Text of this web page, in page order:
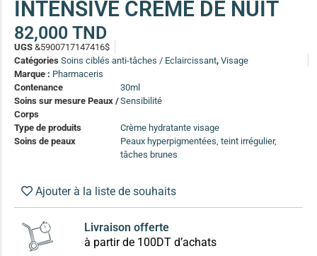
(13)
Soin anti-pelliculaire
Soin pointes cassantes et fourchues (12)
Soins Solaires Ciblés
Pour chaque type de peau, une solution
Soins cibés adultes
(67)
Soins ciblé bébé (0-5 ans)(4)
Soins ciblés famille(4)
INTENSIVE CREME DE NUIT
82,000 TND
UGS &5900717147416$
Catégories Soins ciblés anti-tâches / Eclaircissant, Visage
Marque : Pharmaceris
Contenance
30ml
Soins sur mesure Peaux /
Corps
Sensibilité
Type de produits
Crème hydratante visage
Soins de peaux
Peaux hyperpigmentées, teint irrégulier,
tâches brunes
Ajouter à la liste de souhaits
Livraison offerte
à partir de 100DT d’achats